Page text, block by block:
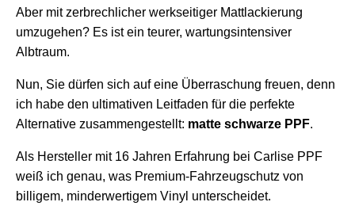
Aber mit zerbrechlicher werkseitiger Mattlackierung
umzugehen? Es ist ein teurer, wartungsintensiver
Albtraum.
Nun, Sie dürfen sich auf eine Überraschung freuen, denn
ich habe den ultimativen Leitfaden für die perfekte
Alternative zusammengestellt: matte schwarze PPF.
Als Hersteller mit 16 Jahren Erfahrung bei Carlise PPF
weiß ich genau, was Premium-Fahrzeugschutz von
billigem, minderwertigem Vinyl unterscheidet.